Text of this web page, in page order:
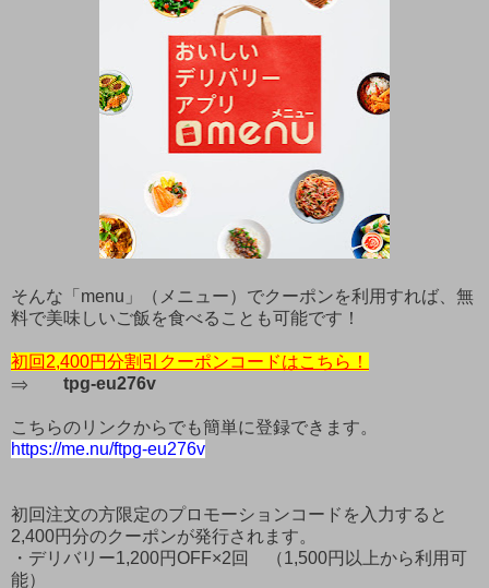
そんな「menu」（メニュー）でクーポンを利用すれば、無
料で美味しいご飯を食べることも可能です！
初回2,400円分割引クーポンコードはこちら！
⇒ tpg-eu276v
こちらのリンクからでも簡単に登録できます。
https://me.nu/ftpg-eu276v
初回注文の方限定のプロモーションコードを入力すると
2,400円分のクーポンが発行されます。
・デリバリー1,200円OFF×2回 （1,500円以上から利用可
能）